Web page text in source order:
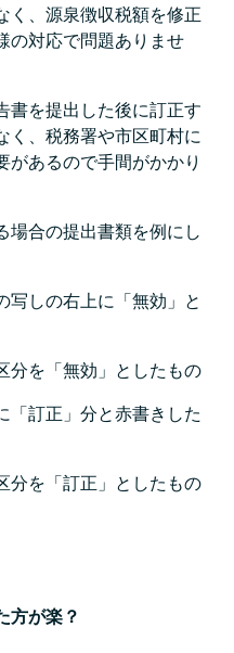
く、源泉徴収税額を修正
の対応で問題ありませ
書を提出した後に訂正す
く、税務署や市区町村に
があるので手間がかかり
場合の提出書類を例にし
しの右上に「無効」と
を「無効」としたもの
訂正」分と赤書きした
を「訂正」としたもの
方が楽？